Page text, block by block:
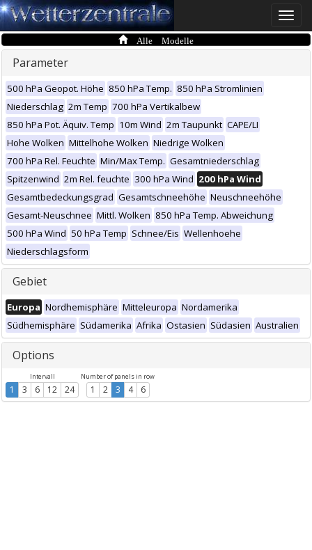
Toggle
Alle Modelle
Parameter
500 hPa Geopot. Höhe 850 hPa Temp. 850 hPa Stromlinien
Niederschlag 2m Temp 700 hPa Vertikalbew
850 hPa Pot. Äquiv. Temp 10m Wind 2m Taupunkt CAPE/LI
Hohe Wolken Mittelhohe Wolken Niedrige Wolken
700 hPa Rel. Feuchte Min/Max Temp. Gesamtniederschlag
Spitzenwind 2m Rel. feuchte 300 hPa Wind 200 hPa Wind
Gesamtbedeckungsgrad Gesamtschneehöhe Neuschneehöhe
Gesamt-Neuschnee Mittl. Wolken 850 hPa Temp. Abweichung
500 hPa Wind 50 hPa Temp Schnee/Eis Wellenhoehe
Niederschlagsform
Gebiet
Europa Nordhemisphäre Mitteleuropa Nordamerika
Südhemisphäre Südamerika Afrika Ostasien Südasien Australien
Options
Intervall
1 3 6 12 24
Number of panels in row
1 2 3 4 6